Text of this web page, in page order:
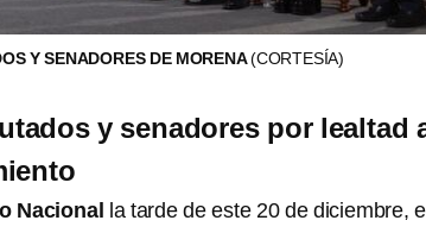
Y SENADORES DE MORENA(CORTESÍA)
y senadores por lealtad
Nacional
la tarde de este 20 de diciembre, el